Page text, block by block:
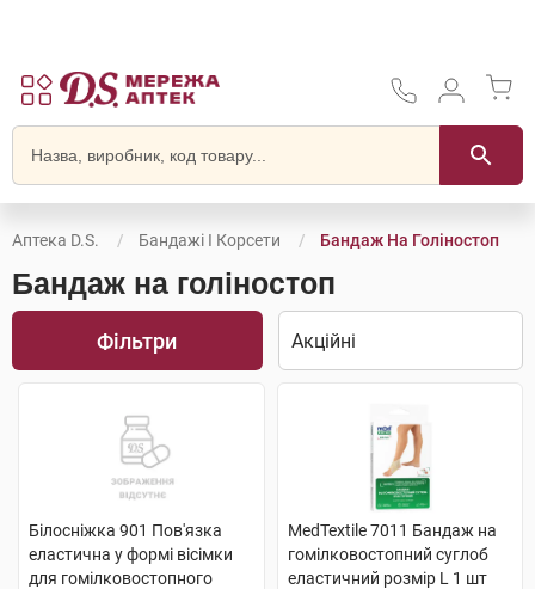
Аптека D.S. Бандажі І Корсети Бандаж На Голіностоп
Бандаж на голіностоп
Фільтри
Білосніжка 901 Пов'язка
еластична у формі вісімки
для гомілковостопного
MedTextile 7011 Бандаж на
гомілковостопний суглоб
еластичний розмір L 1 шт